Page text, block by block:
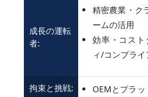
成長の運転
者:
精密農業・ク
ームの活用
効率・コスト
ィ/コンプラ
拘束と挑戦:
OEMとプラ